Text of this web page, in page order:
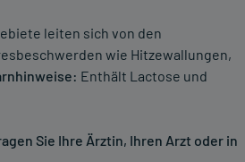
leiten sich von den
wie Hitzewallungen,
Enthält Lactose und
Sie Ihre Ärztin, Ihren Arzt oder in